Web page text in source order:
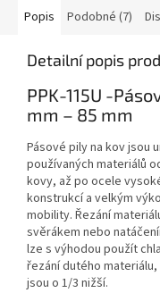
Popis Podobné (7)
Detailní popis
PPK-115U -
mm – 85 mm
Pásové pily na kov jsou
používaných materiálů
kovy, až po ocele
konstrukcí a velkým
mobility. Řezání
svěrákem nebo
lze s výhodou použít
řezání dutého
jsou o 1/3 nižší.